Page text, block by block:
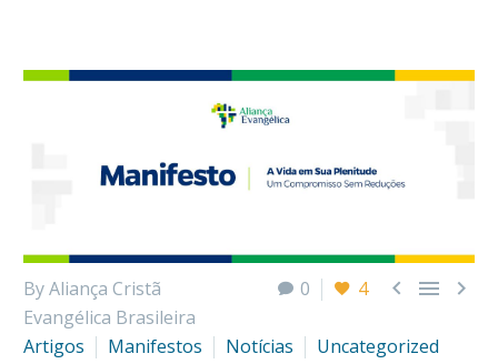
0 4   
By Aliança Cristã
Evangélica Brasileira
Artigos
Manifestos Notícias
Uncategorized